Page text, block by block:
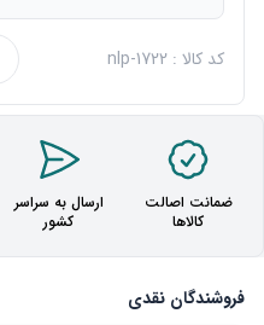
کد کالا : nlp-1722
ضمانت اصالت
کالاها
ارسال به سراسر
کشور
فروشندگان نقدی